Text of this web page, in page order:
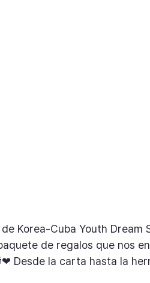
Korea-Cuba Youth Dream
de regalos que nos
Desde la carta hasta la